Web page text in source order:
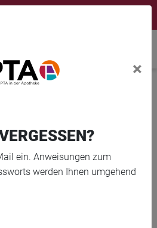
×
ein. Anweisungen zum
werden Ihnen umgehend
×